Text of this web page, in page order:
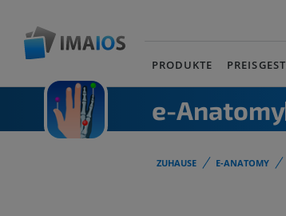
PRODUKTE
e-Anatomy
ZUHAUSE E-ANATOMY